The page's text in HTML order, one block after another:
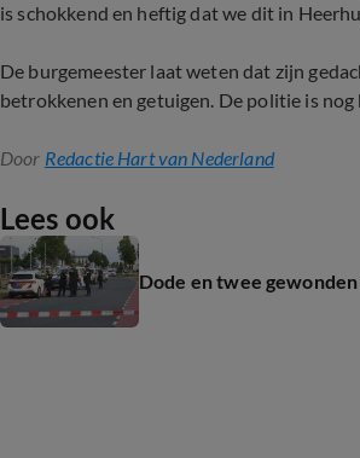
is schokkend en heftig dat we dit in
De burgemeester laat weten dat zijn
betrokkenen en getuigen. De politie is
Door Redactie Hart van Nederland
Lees ook
Dode en twee